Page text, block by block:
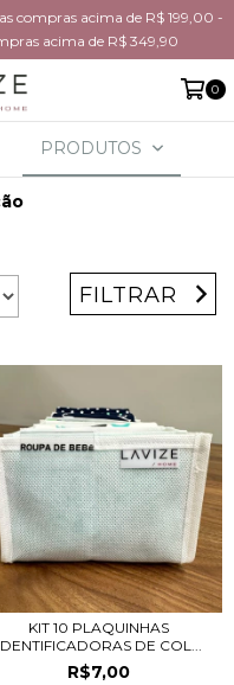
compras acima de R$ 199,00 -
acima de R$ 349,90
0
PRODUTOS
FILTRAR
KIT 10 PLAQUINHAS
DE COL...
R$7,00